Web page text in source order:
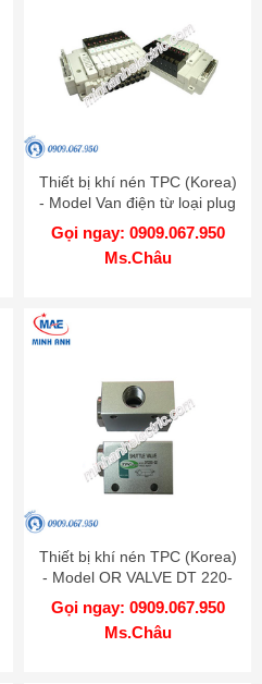
Thiết bị khí nén TPC (Korea)
- Model Van điện từ loại plug
in RS 1000 - 2000
Gọi ngay: 0909.067.950
Ms.Châu
Thiết bị khí nén TPC (Korea)
- Model OR VALVE DT 220-
02
Gọi ngay: 0909.067.950
Ms.Châu